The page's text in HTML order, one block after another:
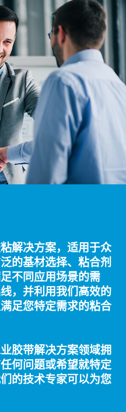
解决方案，适用于众
的基材选择、粘合剂
不同应用场景的需
，并利用我们高效的
足您特定需求的粘合
胶带解决方案领域拥
何问题或希望就特定
的技术专家可以为您